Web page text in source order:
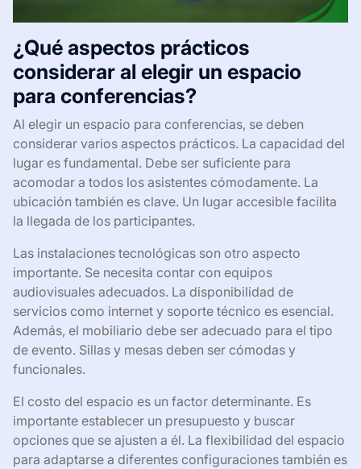
¿Qué aspectos prácticos
considerar al elegir un espacio
para conferencias?
Al elegir un espacio para conferencias, se deben
considerar varios aspectos prácticos. La capacidad del
lugar es fundamental. Debe ser suficiente para
acomodar a todos los asistentes cómodamente. La
ubicación también es clave. Un lugar accesible facilita
la llegada de los participantes.
Las instalaciones tecnológicas son otro aspecto
importante. Se necesita contar con equipos
audiovisuales adecuados. La disponibilidad de
servicios como internet y soporte técnico es esencial.
Además, el mobiliario debe ser adecuado para el tipo
de evento. Sillas y mesas deben ser cómodas y
funcionales.
El costo del espacio es un factor determinante. Es
importante establecer un presupuesto y buscar
opciones que se ajusten a él. La flexibilidad del espacio
para adaptarse a diferentes configuraciones también es